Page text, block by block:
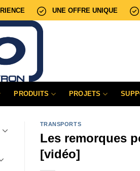
UNE OFFRE UNIQUE
PRODUITS PROJETS
TRANSPORTS
Les remorques
[vidéo]